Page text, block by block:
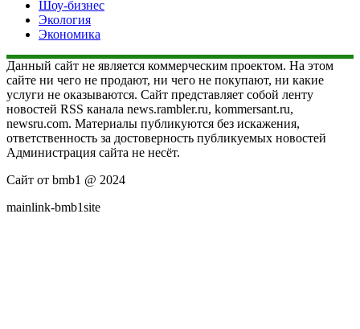
Шоу-бизнес
Экология
Экономика
Данный сайт не является коммерческим проектом. На этом
сайте ни чего не продают, ни чего не покупают, ни какие
услуги не оказываются. Сайт представляет собой ленту
новостей RSS канала news.rambler.ru, kommersant.ru,
newsru.com. Материалы публикуются без искажения,
ответственность за достоверность публикуемых новостей
Администрация сайта не несёт.
Сайт от bmb1 @ 2024
mainlink-bmb1site